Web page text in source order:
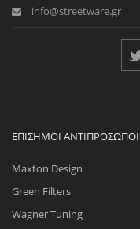
info@streetware.gr
ΕΠΊΣΗΜΟΙ ΑΝΤΙΠΡΌΣΩΠΟΙ
Maxton Design
Green Filters
Wagner Tuning